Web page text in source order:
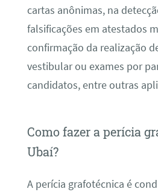
cartas anônimas, na
falsificações em atestados
confirmação da realização
vestibular ou exames por
candidatos, entre outras
Como fazer a perícia
Ubaí?
A perícia grafotécnica é